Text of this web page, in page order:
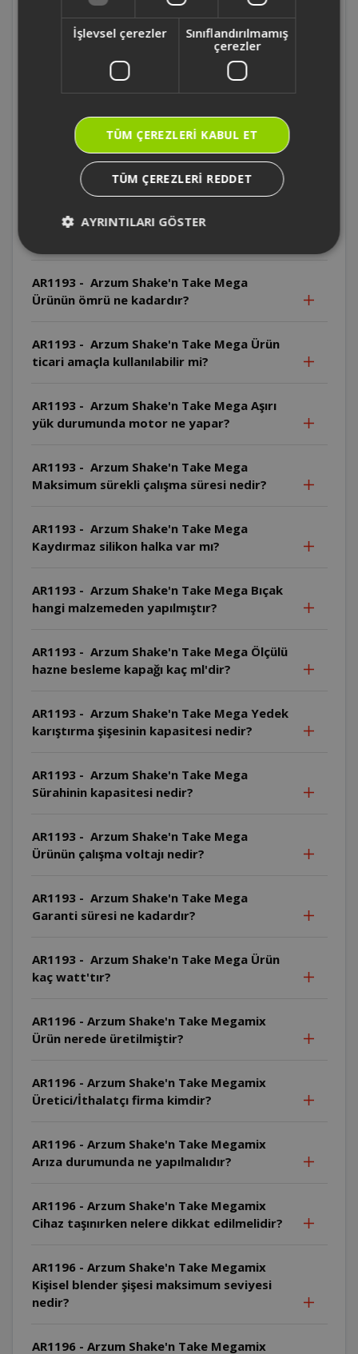
parçalar bulaşık makinesinde yıkanamaz?
AR1193 - Arzum Shake'n Take Mega Motor
gövdesi bulaşık makinesinde yıkanabilir
AR1193 - Arzum Shake'n Take Mega Motor
gövdesi suya daldırılabilir mi?
Bıçaklar neden özellikle dikkatli
AR1193 - Arzum Shake'n Take Mega
Ürünün ömrü ne kadardır?
AR1193 - Arzum Shake'n Take Mega Ürün
ticari amaçla kullanılabilir mi?
AR1193 - Arzum Shake'n Take Mega Aşırı
yük durumunda motor ne yapar?
AR1193 - Arzum Shake'n Take Mega
Maksimum sürekli çalışma süresi nedir?
AR1193 - Arzum Shake'n Take Mega
Kaydırmaz silikon halka var mı?
AR1193 - Arzum Shake'n Take Mega Bıçak
hangi malzemeden yapılmıştır?
AR1193 - Arzum Shake'n Take Mega Ölçülü
hazne besleme kapağı kaç ml'dir?
AR1193 - Arzum Shake'n Take Mega Yedek
karıştırma şişesinin kapasitesi nedir?
AR1193 - Arzum Shake'n Take Mega
Sürahinin kapasitesi nedir?
AR1193 - Arzum Shake'n Take Mega
Ürünün çalışma voltajı nedir?
AR1193 - Arzum Shake'n Take Mega
Garanti süresi ne kadardır?
AR1193 - Arzum Shake'n Take Mega Ürün
kaç watt'tır?
AR1196 - Arzum Shake'n Take Megamix
Ürün nerede üretilmiştir?
AR1196 - Arzum Shake'n Take Megamix
Üretici/İthalatçı firma kimdir?
AR1196 - Arzum Shake'n Take Megamix
Arıza durumunda ne yapılmalıdır?
AR1196 - Arzum Shake'n Take Megamix
Cihaz taşınırken nelere dikkat edilmelidir?
AR1196 - Arzum Shake'n Take Megamix
Kişisel blender şişesi maksimum seviyesi
nedir?
AR1196 - Arzum Shake'n Take Megamix
İşlevsel çerezler
Sınıflandırılmamış
çerezler
TÜM ÇEREZLERI KABUL ET
TÜM ÇEREZLERI REDDET
AYRINTILARI GÖSTER